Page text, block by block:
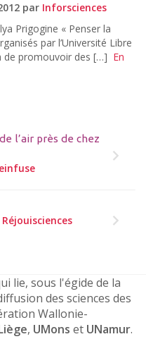
par Inforsciences
Prigogine « Penser la
par l’Université Libre
de promouvoir des […] En
l’air près de chez
Réjouisciences
lie, sous l'égide de la
des sciences des
Wallonie-
, UMons et UNamur.